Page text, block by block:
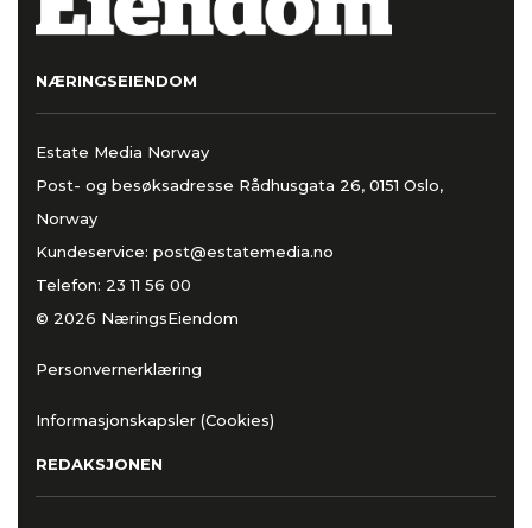
NÆRINGSEIENDOM
Estate Media Norway
Post- og besøksadresse Rådhusgata 26, 0151 Oslo,
Norway
Kundeservice: post@estatemedia.no
Telefon: 23 11 56 00
© 2026 NæringsEiendom
Personvernerklæring
Informasjonskapsler (Cookies)
REDAKSJONEN